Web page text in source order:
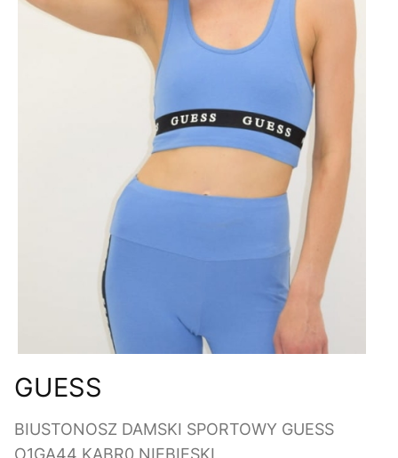
GUESS
BIUSTONOSZ DAMSKI SPORTOWY GUESS
O1GA44 KABR0 NIEBIESKI